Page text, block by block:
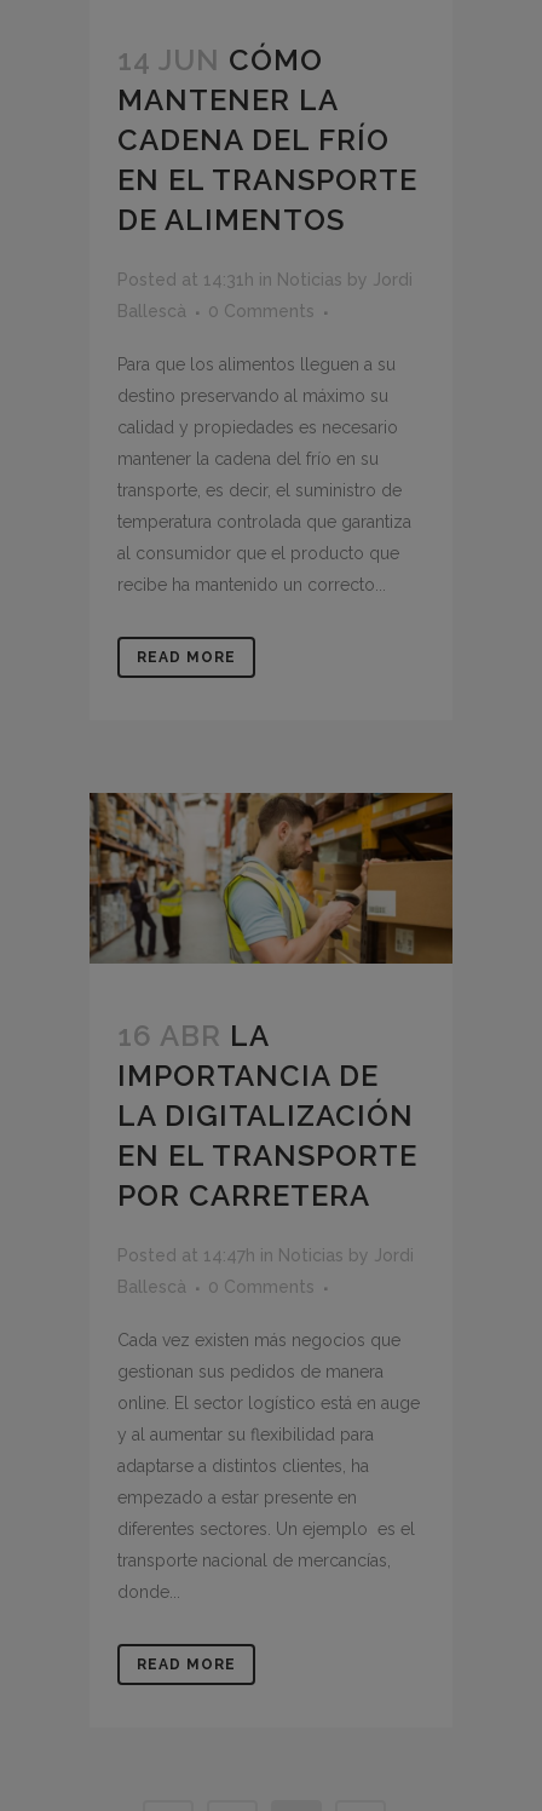
14 JUN CÓMO
MANTENER LA
CADENA DEL FRÍO
EN EL TRANSPORTE
DE ALIMENTOS
Posted at 14:31h in Noticias by Jordi
Ballescà
0 Comments
Para que los alimentos lleguen a su
destino preservando al máximo su
calidad y propiedades es necesario
mantener la cadena del frío en su
transporte, es decir, el suministro de
temperatura controlada que garantiza
al consumidor que el producto que
recibe ha mantenido un correcto...
READ MORE
16 ABR LA
IMPORTANCIA DE
LA DIGITALIZACIÓN
EN EL TRANSPORTE
POR CARRETERA
Posted at 14:47h in Noticias by Jordi
Ballescà
0 Comments
Cada vez existen más negocios que
gestionan sus pedidos de manera
online. El sector logístico está en auge
y al aumentar su flexibilidad para
adaptarse a distintos clientes, ha
empezado a estar presente en
diferentes sectores. Un ejemplo es el
transporte nacional de mercancías,
donde...
READ MORE